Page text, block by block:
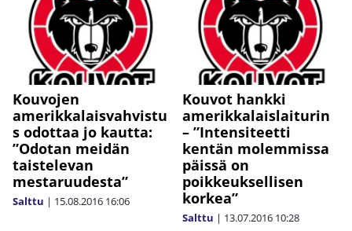
Kouvojen
amerikkalaisvahvistu
s odottaa jo kautta:
”Odotan meidän
taistelevan
mestaruudesta”
Salttu | 15.08.2016 16:06
Kouvot hankki
amerikkalaislaiturin
– ”Intensiteetti
kentän molemmissa
päissä on
poikkeuksellisen
korkea”
Salttu | 13.07.2016 10:28